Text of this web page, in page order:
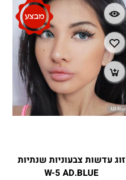
זוג עדשות צבעוניות שנתיות
W-5 AD.BLUE